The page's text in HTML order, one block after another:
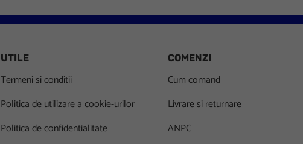
UTILE
Termeni si conditii
Politica de utilizare a cookie-urilor
Politica de confidentialitate
COMENZI
Cum comand
Livrare si returnare
ANPC